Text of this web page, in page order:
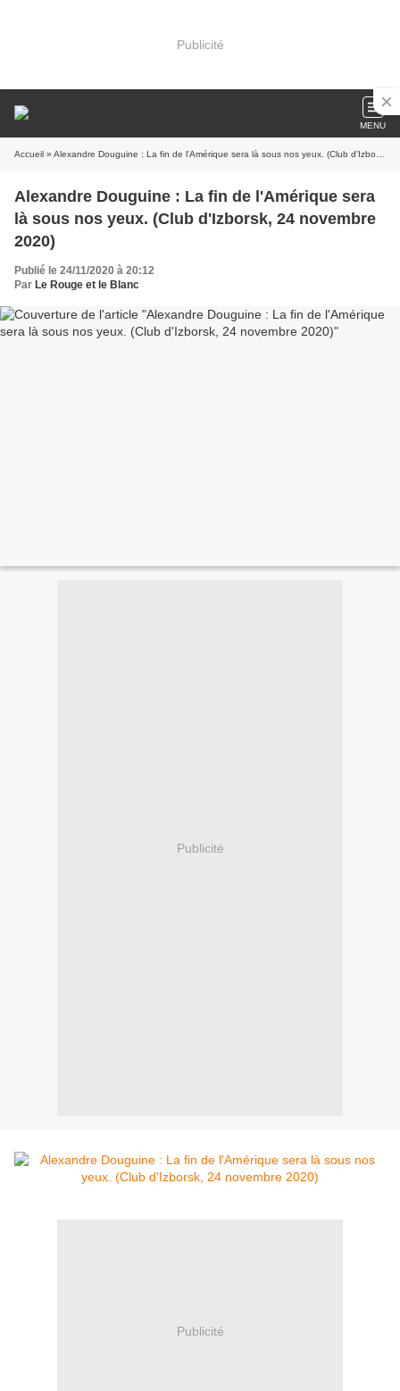
Publicité
MENU
Accueil » Alexandre Douguine : La fin de l'Amérique sera là sous nos yeux. (Club d'Izborsk, 24 novembre 2020)
Alexandre Douguine : La fin de l'Amérique sera
là sous nos yeux. (Club d'Izborsk, 24 novembre
2020)
Publié le 24/11/2020 à 20:12
Par Le Rouge et le Blanc
Publicité
Publicité